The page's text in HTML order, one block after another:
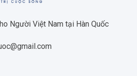
Người Việt Nam tại Hàn Quốc